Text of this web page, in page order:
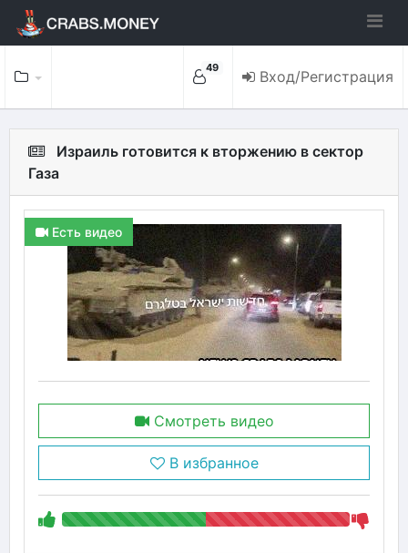
49 Вход/Регистрация
Израиль готовится к вторжению в сектор
Газа
Есть видео
Смотреть видео
В избранное